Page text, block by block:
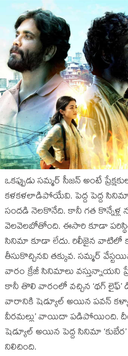
ఒకప్పుడు సమ్మర్ సీజన్ అంటే
కళకళలాడిపోయేవి. పెద్ద పెద్ద
సందడి నెలకొనేది. కానీ గత కొన్నేళ్ల
వెలవెలబోతోంది. ఈసారి కూడా
సినిమా కూడా లేదు. రిలీజైన వాటిలో
తీసుకొచ్చినవి తక్కువ. సమ్మర్
వారం క్రేజీ సినిమాలు వస్తున్నాయని
కానీ తొలి వారంలో వచ్చిన ‘థగ్
వారానికి షెడ్యూల్ అయిన పవన్
వీరమల్లు’ వాయిదా పడిపోయింది.
షెడ్యూల్ అయిన పెద్ద సినిమా
నిలిచింది.